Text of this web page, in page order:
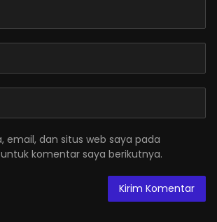
email, dan situs web saya pada
komentar saya berikutnya.